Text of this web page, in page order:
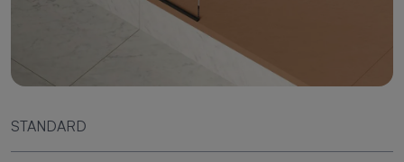
STANDARD